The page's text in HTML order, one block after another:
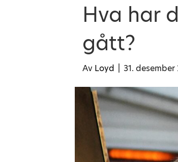
Hva har
gått?
Av Loyd 31. desember